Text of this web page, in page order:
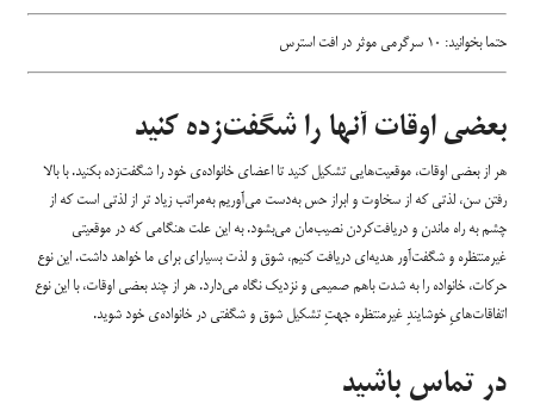
حتما بخوانید: ۱۰ سرگرمی موثر در افت استرس
بعضی اوقات آنها را شگفت‌زده کنید
هر‌ از بعضی اوقات، موقعیت‌هایی تشکیل کنید تا اعضای خانواده‌ی خود را شگفت‌زده بکنید. با بالا
رفتن سن، لذتی که از سخاوت و ابراز حس به‌دست می‌آوریم به‌مراتب زیاد تر از لذتی است که از
چشم به راه ماندن و دریافت‌کردن نصیب‌مان می‌بشود. به این علت هنگامی که در موقعیتی
غیرمنتظره و شگفت‌آور هدیه‌ای دریافت کنیم، شوق و لذت بسیار‌ای برای‌ ما خواهد داشت. این نوع
حرکات، خانواده را به شدت باهم صمیمی و نزدیک نگاه می‌دارد. هر از چند بعضی اوقات، با این نوع
اتفاقات‌هایِ خوشایندِ غیرمنتظره‌ جهتِ تشکیل شوق و شگفتی در خانواده‌ی خود شوید.
در تماس باشید